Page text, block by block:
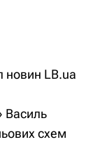
новин LB.ua
Василь
схем